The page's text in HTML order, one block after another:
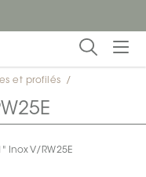
et profilés /
Inox V/RW25E